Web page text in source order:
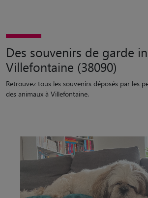
Des souvenirs de garde
Villefontaine (38090)
Retrouvez tous les souvenirs déposés par les
des animaux à Villefontaine.